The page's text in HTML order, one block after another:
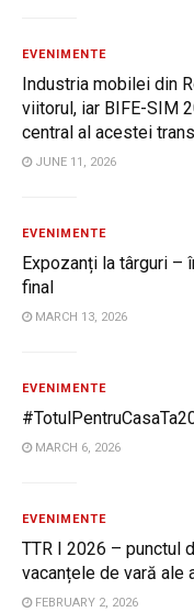
EVENIMENTE
Industria mobilei din
viitorul, iar BIFE-SIM
central al acestei
JUNE 11, 2026
EVENIMENTE
Expozanți la târguri –
final
MARCH 13, 2026
EVENIMENTE
MARCH 6, 2026
EVENIMENTE
TTR I 2026 – punctul
vacanțele de vară ale
FEBRUARY 2, 2026